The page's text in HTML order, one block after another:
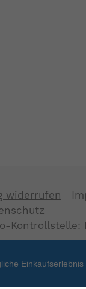
widerrufen
Kontrollstelle:
Einkaufserlebnis